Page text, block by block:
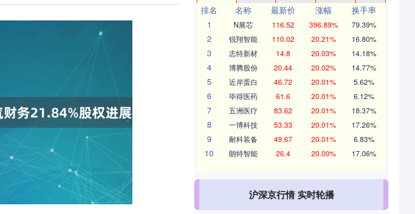
排名
名称 最新价 涨幅
换手率
1
N展芯 116.52 396.89% 79.39%
2 锐翔智能 110.02 20.21% 16.80%
3 志特新材 14.8 20.03% 14.18%
4 博腾股份 20.44 20.02% 14.77%
5 近岸蛋白 46.72 20.01% 5.62%
6 毕得医药 61.6 20.01% 6.12%
7 五洲医疗 83.62 20.01% 18.37%
8 一博科技 53.33 20.01% 17.26%
9 耐科装备 49.67 20.01% 6.83%
10 朗特智能 26.4 20.00% 17.06%
沪深京行情 实时轮播